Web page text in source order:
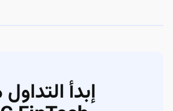
إبدأ